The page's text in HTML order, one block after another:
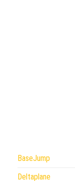
BaseJump
Deltaplane